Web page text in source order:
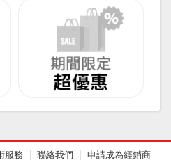
服務 聯絡我們 申請成為經銷商